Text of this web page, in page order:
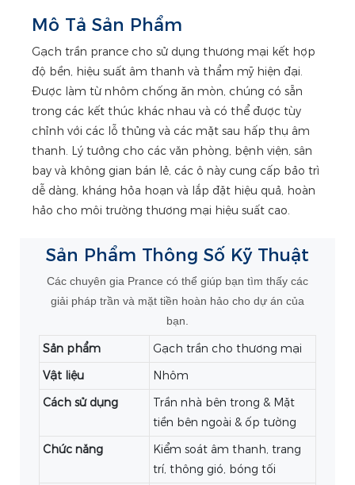
Mô Tả Sản Phẩm
Gạch trần prance cho sử dụng thương mại kết hợp
độ bền, hiệu suất âm thanh và thẩm mỹ hiện đại.
Được làm từ nhôm chống ăn mòn, chúng có sẵn
trong các kết thúc khác nhau và có thể được tùy
chỉnh với các lỗ thủng và các mặt sau hấp thụ âm
thanh. Lý tưởng cho các văn phòng, bệnh viện, sân
bay và không gian bán lẻ, các ô này cung cấp bảo trì
dễ dàng, kháng hỏa hoạn và lắp đặt hiệu quả, hoàn
hảo cho môi trường thương mại hiệu suất cao.
Sản Phẩm Thông Số Kỹ Thuật
Các chuyên gia Prance có thể giúp bạn tìm thấy các
giải pháp trần và mặt tiền hoàn hảo cho dự án của
bạn.
Sản phẩm
Gạch trần cho thương mại
Vật liệu
Nhôm
Cách sử dụng
Trần nhà bên trong & Mặt
tiền bên ngoài & ốp tường
Chức năng
Kiểm soát âm thanh, trang
trí, thông gió, bóng tối